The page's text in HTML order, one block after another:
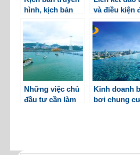
hình, kịch bản
phim sẽ được
bảo hộ dưới
hình thức nào?
và điều kiện
được liên
học
Những việc chủ
đầu tư cần làm
Kinh doanh
bơi chung